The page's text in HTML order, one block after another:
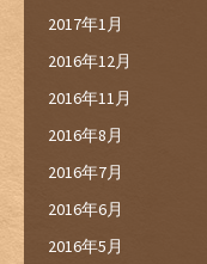
2017年1月
2016年12月
2016年11月
2016年8月
2016年7月
2016年6月
2016年5月